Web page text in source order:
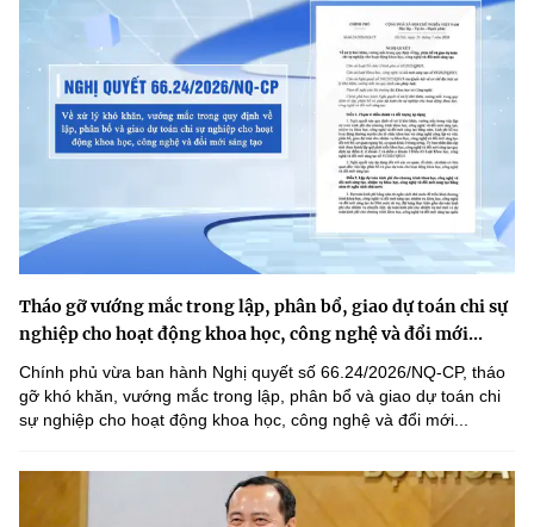
Tháo gỡ vướng mắc trong lập, phân bổ, giao dự toán chi sự
nghiệp cho hoạt động khoa học, công nghệ và đổi mới...
Chính phủ vừa ban hành Nghị quyết số 66.24/2026/NQ-CP, tháo
gỡ khó khăn, vướng mắc trong lập, phân bổ và giao dự toán chi
sự nghiệp cho hoạt động khoa học, công nghệ và đổi mới...